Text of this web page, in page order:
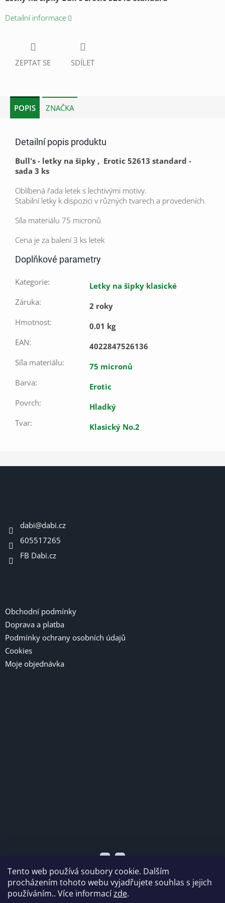
Tento web používá soubory cookie. Dalším
procházením tohoto webu vyjadřujete souhlas s jejich
používáním.. Více informacízde.
Detailní informace
ZEPTAT SE SDÍLET
POPIS ZNAČKA
Detailní popis produktu
Bull's - letky na šipky , Erotic 52613 standard -
sada 3 ks
Oblíbená řada letek s lechtivými motivy.
Stabilní letky k dispozici v různých tvarech a provedeních.
Síla materiálu 75 micronů
Cena je za balení 3 ks letek
Doplňkové parametry
Kategorie:
Letky na šipky klasické
Záruka:
2 roky
Hmotnost:
0.01 kg
EAN:
4022847526136
Síla materiálu:
75 micronů
Barva:
Erotic
Povrch:
Hladký
Tvar: Klasický No.2
dabi@dabi.cz
605517265
FB Dabi.cz
Obchodní podmínky
Doprava a platba
Podmínky ochrany osobních údajů
Cookies
Moje objednávka